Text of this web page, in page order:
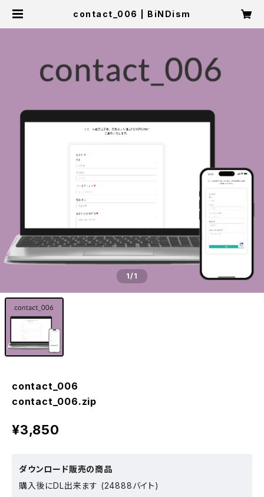
contact_006 | BiNDism
1/1
contact_006
contact_006.zip
¥3,850
ダウンロード販売の商品
購入後にDL出来ます (24888バイト)